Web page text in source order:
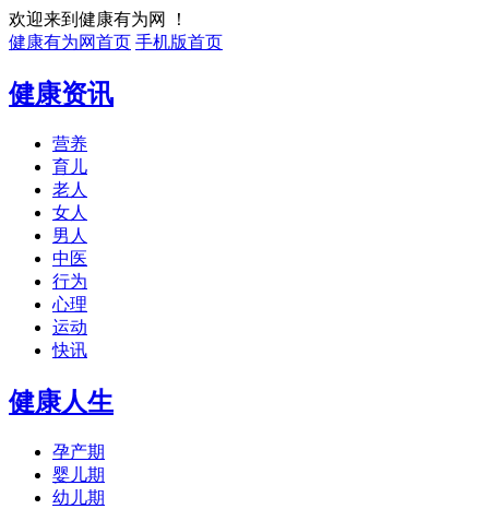
欢迎来到健康有为网 ！
健康有为网首页 手机版首页
健康资讯
营养
育儿
老人
女人
男人
中医
行为
心理
运动
快讯
健康人生
孕产期
婴儿期
幼儿期